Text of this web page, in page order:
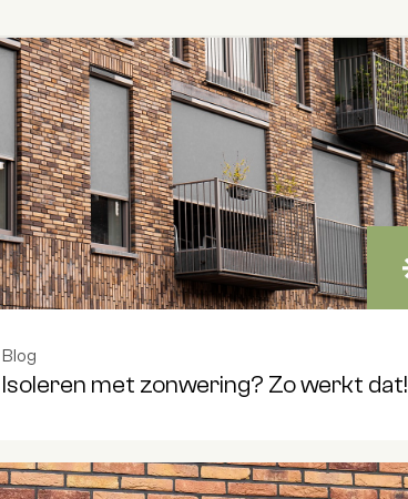
Blog
Isoleren met zonwering? Zo werkt dat!